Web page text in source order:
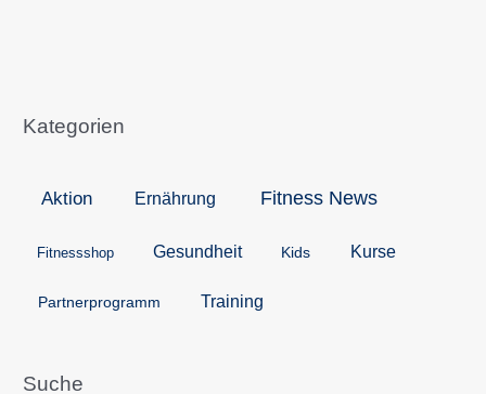
Kategorien
Aktion Ernährung Fitness News
Fitnessshop Gesundheit Kids Kurse
Partnerprogramm Training
Suche